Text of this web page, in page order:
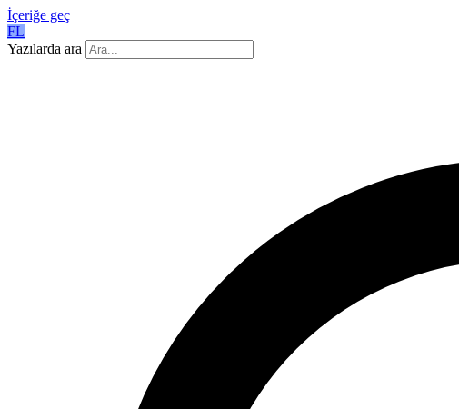
İçeriğe geç
FL
Yazılarda ara